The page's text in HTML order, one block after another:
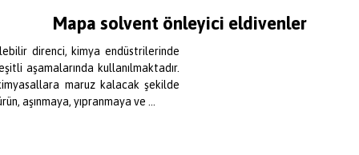
Mapa solvent önleyici eldivenler
direnci, kimya endüstrilerinde
aşamalarında kullanılmaktadır.
maruz kalacak şekilde
aşınmaya, yıpranmaya ve ...